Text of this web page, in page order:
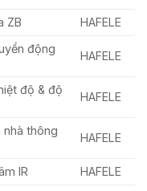
ZB HAFELE
động
HAFELE
độ & độ
HAFELE
nhà thông
HAFELE
IR HAFELE